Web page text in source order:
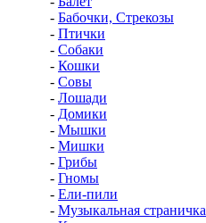
- Бабочки, Стрекозы
- Птички
- Собаки
- Кошки
- Совы
- Лошади
- Домики
- Мышки
- Мишки
- Грибы
- Гномы
- Ели-пили
- Музыкальная страничка